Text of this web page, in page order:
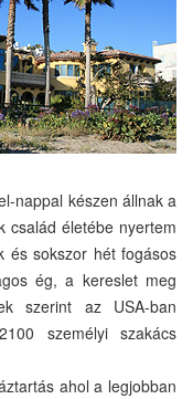
nappal készen állnak a
család életébe nyertem
és sokszor hét fogásos
ég, a kereslet meg
szerint az USA-ban
személyi szakács
ahol a legjobban